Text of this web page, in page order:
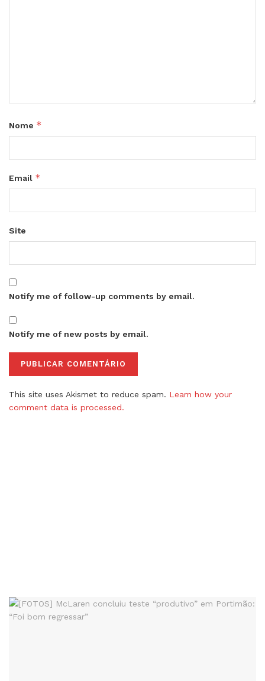
Nome *
Email *
Site
Notify me of follow-up comments by email.
Notify me of new posts by email.
This site uses Akismet to reduce spam. Learn how your
comment data is processed.